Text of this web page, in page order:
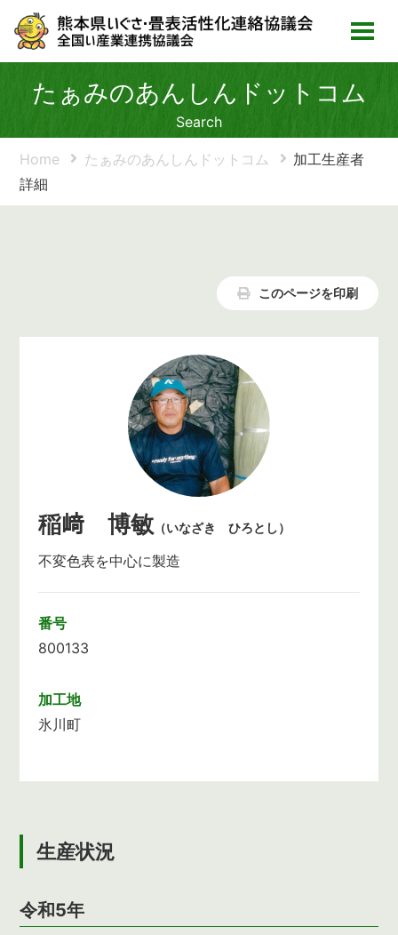
たぁみのあんしんドットコム
Search
Home たぁみのあんしんドットコム
加工生産者
詳細
このページを印刷
稲﨑 博敏 （いなざき ひろとし）
不変色表を中心に製造
番号
800133
加工地
氷川町
生産状況
令和5年